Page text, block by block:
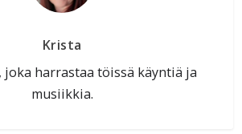
Krista
joka harrastaa töissä käyntiä ja
musiikkia.